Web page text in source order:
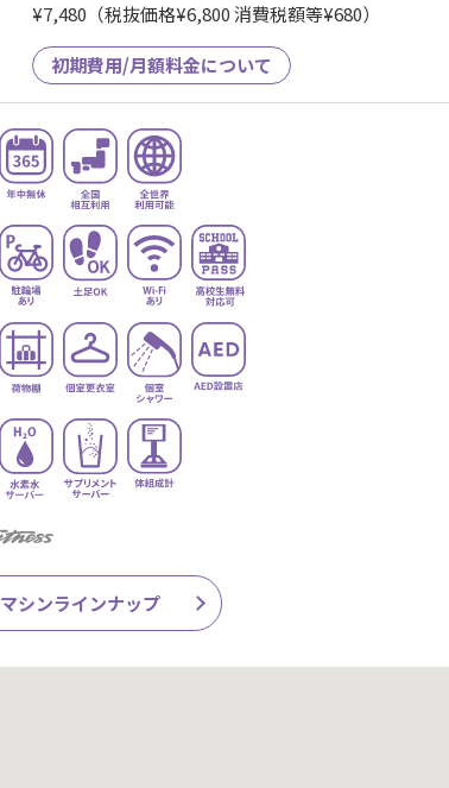
¥7,480 （税抜価格¥6,800 消費税額等¥680）
初期費用/月額料金について
マシンラインナップ